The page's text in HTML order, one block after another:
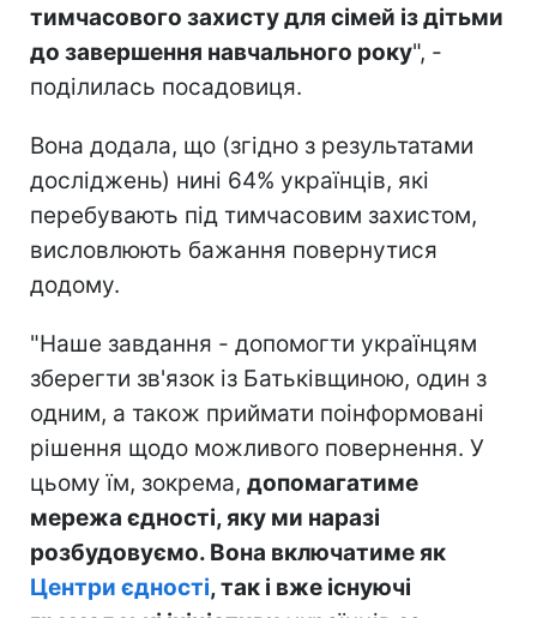
тимчасового захисту для сімей із дітьми
до завершення навчального року", -
поділилась посадовиця.
Вона додала, що (згідно з результатами
досліджень) нині 64% українців, які
перебувають під тимчасовим захистом,
висловлюють бажання повернутися
додому.
"Наше завдання - допомогти українцям
зберегти зв'язок із Батьківщиною, один з
одним, а також приймати поінформовані
рішення щодо можливого повернення. У
цьому їм, зокрема, допомагатиме
мережа єдності, яку ми наразі
розбудовуємо. Вона включатиме як
Центри єдності, так і вже існуючі